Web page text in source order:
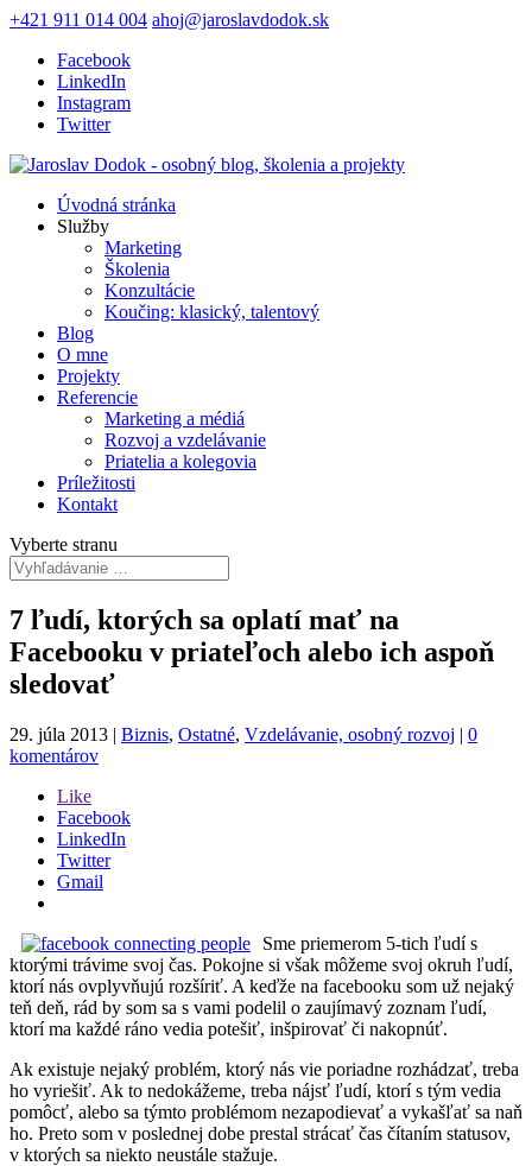
+421 911 014 004 ahoj@jaroslavdodok.sk
Facebook
LinkedIn
Instagram
Twitter
Úvodná stránka
Služby
Marketing
Školenia
Konzultácie
Koučing: klasický, talentový
Blog
O mne
Projekty
Referencie
Marketing a médiá
Rozvoj a vzdelávanie
Priatelia a kolegovia
Príležitosti
Kontakt
Vyberte stranu
7 ľudí, ktorých sa oplatí mať na
Facebooku v priateľoch alebo ich aspoň
sledovať
29. júla 2013 | Biznis, Ostatné, Vzdelávanie, osobný rozvoj | 0
komentárov
Like
Facebook
LinkedIn
Twitter
Gmail
Sme priemerom 5-tich ľudí s
ktorými trávime svoj čas. Pokojne si však môžeme svoj okruh ľudí,
ktorí nás ovplyvňujú rozšíriť. A keďže na facebooku som už nejaký
teň deň, rád by som sa s vami podelil o zaujímavý zoznam ľudí,
ktorí ma každé ráno vedia potešiť, inšpirovať či nakopnúť.
Ak existuje nejaký problém, ktorý nás vie poriadne rozhádzať, treba
ho vyriešiť. Ak to nedokážeme, treba nájsť ľudí, ktorí s tým vedia
pomôcť, alebo sa týmto problémom nezapodievať a vykašľať sa naň
ho. Preto som v poslednej dobe prestal strácať čas čítaním statusov,
v ktorých sa niekto neustále stažuje.